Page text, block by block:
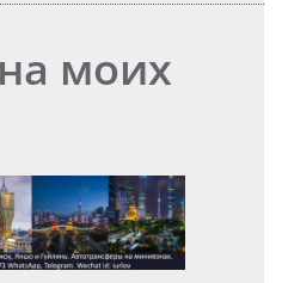
моих